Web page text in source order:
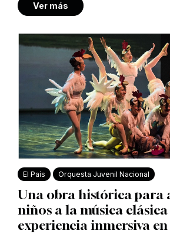
Ver más
El País Orquesta Juvenil Nacional
Una obra histórica para
niños a la música clásica
experiencia inmersiva en